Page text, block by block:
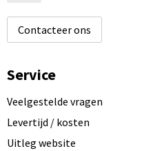
Contacteer ons
Service
Veelgestelde vragen
Levertijd / kosten
Uitleg website